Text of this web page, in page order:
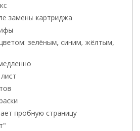
замены картриджа
зелёным, синим, жёлтым,
пробную страницу